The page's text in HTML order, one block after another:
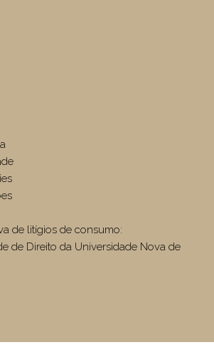
de litígios de consumo:
de Direito da Universidade Nova de